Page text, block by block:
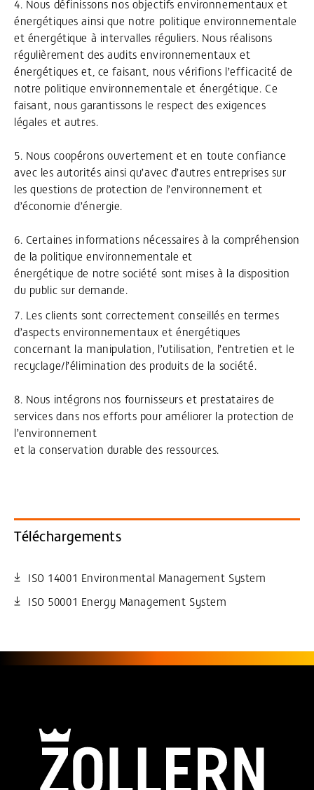
4. Nous définissons nos objectifs environnementaux et
énergétiques ainsi que notre politique environnementale
et énergétique à intervalles réguliers. Nous réalisons
régulièrement des audits environnementaux et
énergétiques et, ce faisant, nous vérifions l’efficacité de
notre politique environnementale et énergétique. Ce
faisant, nous garantissons le respect des exigences
légales et autres.
5. Nous coopérons ouvertement et en toute confiance
avec les autorités ainsi qu’avec d’autres entreprises sur
les questions de protection de l’environnement et
d’économie d’énergie.
6. Certaines informations nécessaires à la compréhension
de la politique environnementale et
énergétique de notre société sont mises à la disposition
du public sur demande.
7. Les clients sont correctement conseillés en termes
d’aspects environnementaux et énergétiques
concernant la manipulation, l’utilisation, l’entretien et le
recyclage/l’élimination des produits de la société.
8. Nous intégrons nos fournisseurs et prestataires de
services dans nos efforts pour améliorer la protection de
l’environnement
et la conservation durable des ressources.
Téléchargements
ISO 14001 Environmental Management System
ISO 50001 Energy Management System